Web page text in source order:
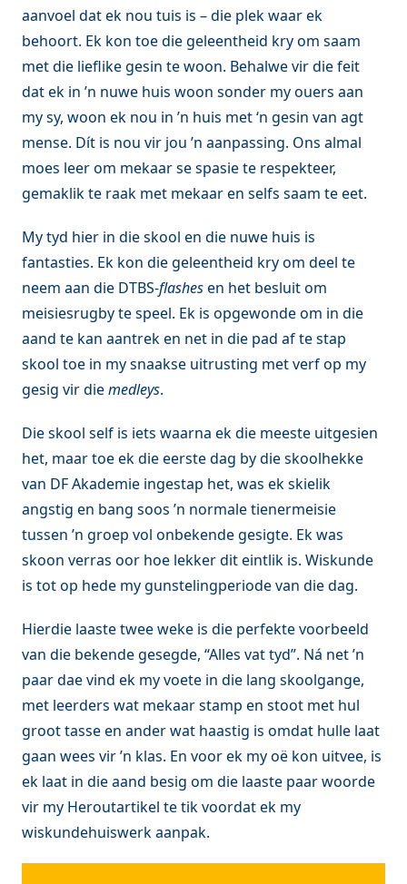
aanvoel dat ek nou tuis is – die plek waar ek
behoort. Ek kon toe die geleentheid kry om saam
met die lieflike gesin te woon. Behalwe vir die feit
dat ek in ’n nuwe huis woon sonder my ouers aan
my sy, woon ek nou in ’n huis met ‘n gesin van agt
mense. Dít is nou vir jou ’n aanpassing. Ons almal
moes leer om mekaar se spasie te respekteer,
gemaklik te raak met mekaar en selfs saam te eet.
My tyd hier in die skool en die nuwe huis is
fantasties. Ek kon die geleentheid kry om deel te
neem aan die DTBS-flashesen het besluit om
meisiesrugby te speel. Ek is opgewonde om in die
aand te kan aantrek en net in die pad af te stap
skool toe in my snaakse uitrusting met verf op my
gesig vir diemedleys.
Die skool self is iets waarna ek die meeste uitgesien
het, maar toe ek die eerste dag by die skoolhekke
van DF Akademie ingestap het, was ek skielik
angstig en bang soos ’n normale tienermeisie
tussen ’n groep vol onbekende gesigte. Ek was
skoon verras oor hoe lekker dit eintlik is. Wiskunde
is tot op hede my gunstelingperiode van die dag.
Hierdie laaste twee weke is die perfekte voorbeeld
van die bekende gesegde, “Alles vat tyd”. Ná net ’n
paar dae vind ek my voete in die lang skoolgange,
met leerders wat mekaar stamp en stoot met hul
groot tasse en ander wat haastig is omdat hulle laat
gaan wees vir ’n klas. En voor ek my oë kon uitvee, is
ek laat in die aand besig om die laaste paar woorde
vir my Heroutartikel te tik voordat ek my
wiskundehuiswerk aanpak.